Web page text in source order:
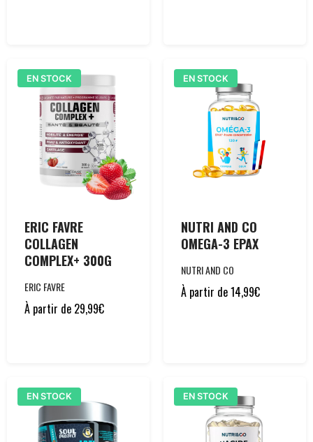
EN STOCK
ERIC FAVRE
COLLAGEN
COMPLEX+ 300G
ERIC FAVRE
À partir de 29,99€
EN STOCK
NUTRI AND CO
OMEGA-3 EPAX
NUTRI AND CO
À partir de14,99€
EN STOCK EN STOCK